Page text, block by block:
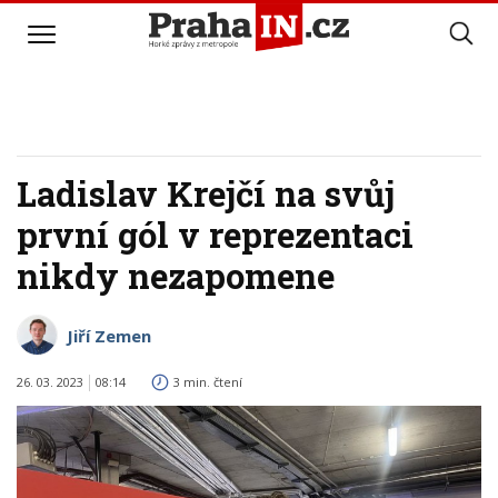
Ladislav Krejčí na svůj
první gól v reprezentaci
nikdy nezapomene
Jiří Zemen
26. 03. 2023 08:14 3 min. čtení